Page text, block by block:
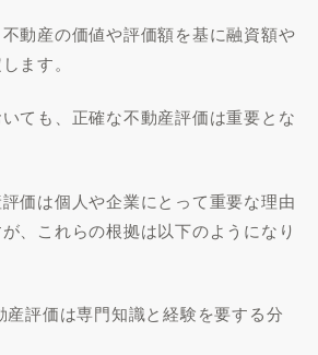
動産の価値や評価額を基に融資額や
ます。
ても、正確な不動産評価は重要とな
価は個人や企業にとって重要な理由
、これらの根拠は以下のようになり
評価は専門知識と経験を要する分